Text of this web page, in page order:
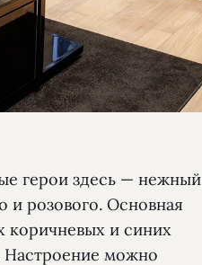
герои здесь — нежный
и розового. Основная
коричневых и синих
Настроение можно